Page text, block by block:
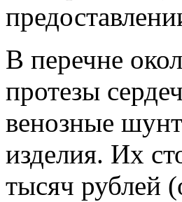
В перечне
протезы
венозные
изделия. Их
тысяч рублей